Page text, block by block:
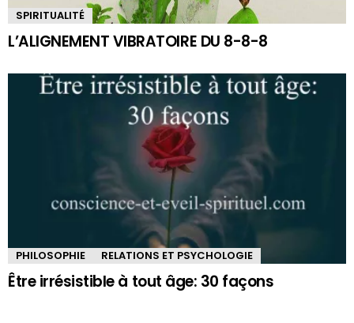
SPIRITUALITÉ
L’ALIGNEMENT VIBRATOIRE DU 8-8-8
PHILOSOPHIE RELATIONS ET PSYCHOLOGIE
Être irrésistible à tout âge: 30 façons